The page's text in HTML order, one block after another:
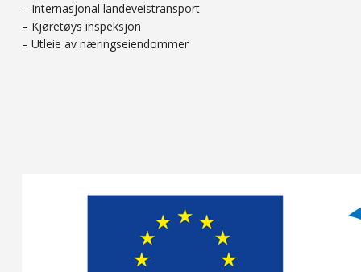
– Internasjonal landeveistransport
– Kjøretøys inspeksjon
– Utleie av næringseiendommer